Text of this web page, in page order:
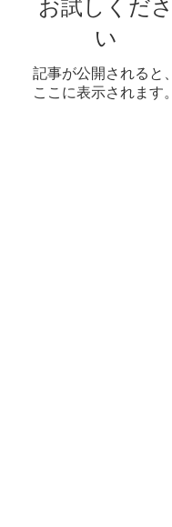
お試しくださ
い
記事が公開されると、
ここに表示されます。